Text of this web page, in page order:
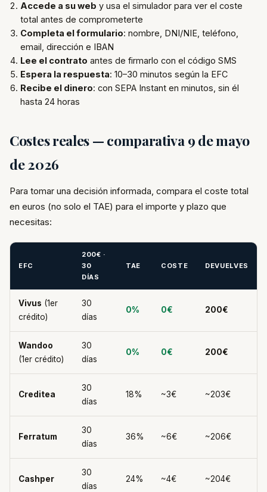
Accede a su web y usa el simulador para ver el coste
total antes de comprometerte
Completa el formulario: nombre, DNI/NIE, teléfono,
email, dirección e IBAN
Lee el contrato antes de firmarlo con el código SMS
Espera la respuesta: 10–30 minutos según la EFC
Recibe el dinero: con SEPA Instant en minutos, sin él
hasta 24 horas
Costes reales — comparativa 9 de mayo
de 2026
Para tomar una decisión informada, compara el coste total
en euros (no solo el TAE) para el importe y plazo que
necesitas:
EFC
200€ ·
30
DÍAS
TAE COSTE DEVUELVES
Vivus (1er
crédito)
30
días
0% 0€ 200€
Wandoo
(1er crédito)
30
días
0% 0€ 200€
Creditea
30
días
18% ~3€ ~203€
Ferratum
30
días
36% ~6€ ~206€
Cashper
30
días
24% ~4€ ~204€